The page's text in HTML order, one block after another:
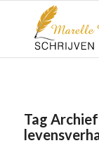
Tag